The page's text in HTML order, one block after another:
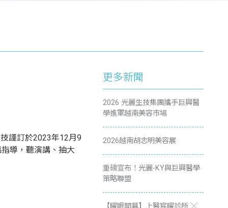
謹訂於2023年12月9
導，聽演講、抽大
更多新聞
2026 光麗生技集團攜手巨興醫
學進軍越南美容市場
2026越南胡志明美容展
重磅宣布！光麗-KY與巨興醫學
策略聯盟
【曜眼開幕】上醫宸曜診所 ╳